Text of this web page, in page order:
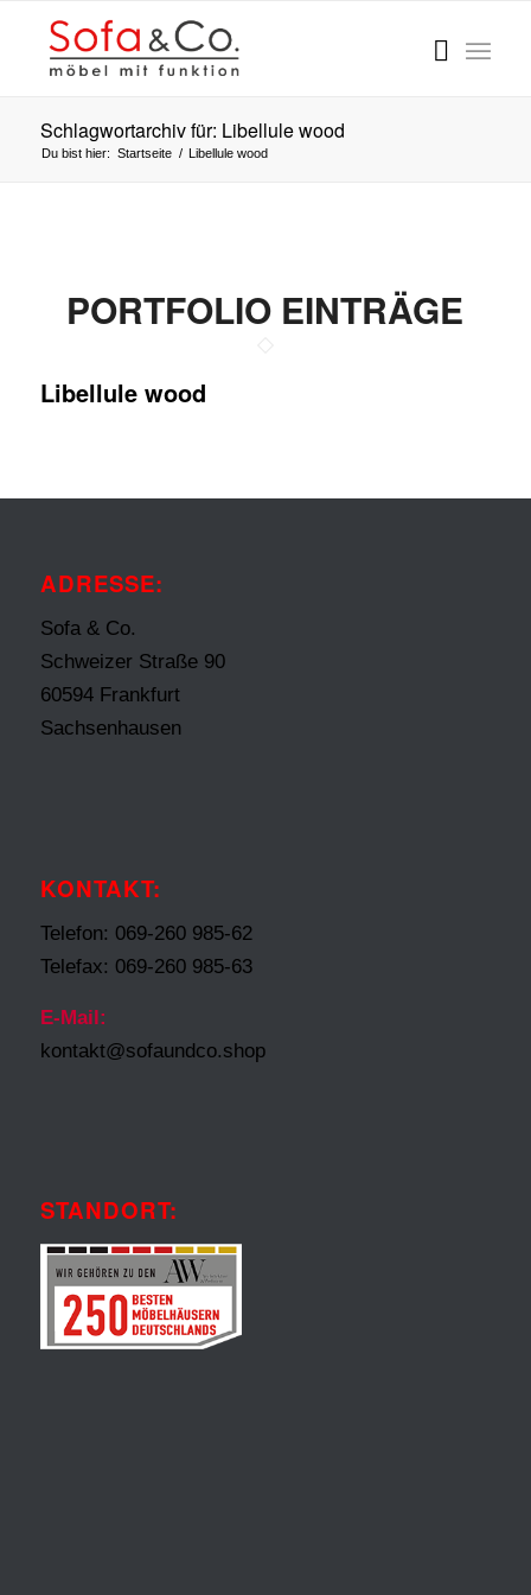
Schlagwortarchiv für: Libellule wood
Du bist hier: Startseite / Libellule wood
PORTFOLIO EINTRÄGE
Libellule wood
ADRESSE:
Sofa & Co.
Schweizer Straße 90
60594 Frankfurt
Sachsenhausen
KONTAKT:
Telefon: 069-260 985-62
Telefax: 069-260 985-63
E-Mail:
kontakt@sofaundco.shop
STANDORT: